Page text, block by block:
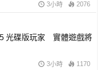
3小時 2076
光碟版玩家 實體遊戲將
3小時 1170